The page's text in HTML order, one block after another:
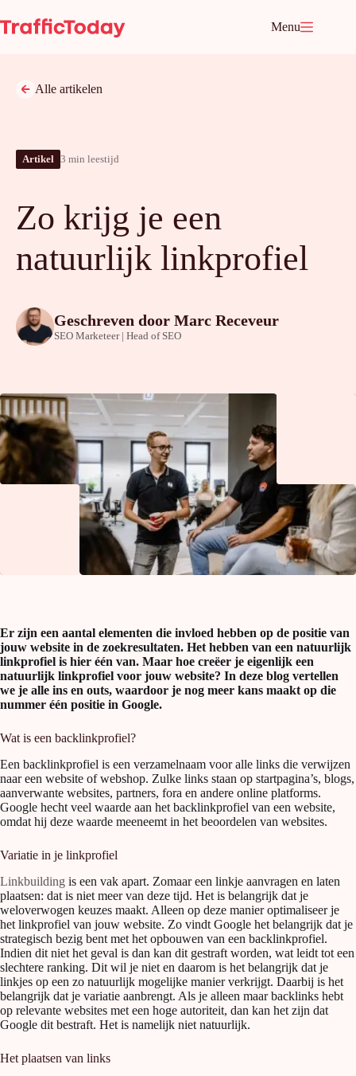
naar
de
Menu
Alle artikelen
Artikel 3 min leestijd
Zo krijg je een
natuurlijk linkprofiel
Geschreven door Marc Receveur
SEO Marketeer | Head of SEO
Er zijn een aantal elementen die invloed hebben op de positie van
jouw website in de zoekresultaten. Het hebben van een natuurlijk
linkprofiel is hier één van. Maar hoe creëer je eigenlijk een
natuurlijk linkprofiel voor jouw website? In deze blog vertellen
we je alle ins en outs, waardoor je nog meer kans maakt op die
nummer één positie in Google.
Wat is een backlinkprofiel?
Een backlinkprofiel is een verzamelnaam voor alle links die verwijzen
naar een website of webshop. Zulke links staan op startpagina’s, blogs,
aanverwante websites, partners, fora en andere online platforms.
Google hecht veel waarde aan het backlinkprofiel van een website,
omdat hij deze waarde meeneemt in het beoordelen van websites.
Variatie in je linkprofiel
Linkbuilding is een vak apart. Zomaar een linkje aanvragen en laten
plaatsen: dat is niet meer van deze tijd. Het is belangrijk dat je
weloverwogen keuzes maakt. Alleen op deze manier optimaliseer je
het linkprofiel van jouw website. Zo vindt Google het belangrijk dat je
strategisch bezig bent met het opbouwen van een backlinkprofiel.
Indien dit niet het geval is dan kan dit gestraft worden, wat leidt tot een
slechtere ranking. Dit wil je niet en daarom is het belangrijk dat je
linkjes op een zo natuurlijk mogelijke manier verkrijgt. Daarbij is het
belangrijk dat je variatie aanbrengt. Als je alleen maar backlinks hebt
op relevante websites met een hoge autoriteit, dan kan het zijn dat
Google dit bestraft. Het is namelijk niet natuurlijk.
Het plaatsen van links